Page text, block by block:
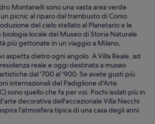
Montanelli sono una vasta area verde
picnic al riparo dal trambusto di Corso
del cielo stellato al Planetario e le
locale del Museo di Storia Naturale
più gettonate in un viaggio a Milano,
aspetta dietro ogni angolo. A Villa Reale, ad
reale e oggi destinata a museo
dal '700 al '900. Se avete gusti più
internazionali del Padiglione d'Arte
sono quello che fa per voi. Pochi isolati più in
decorativa dell'eccezionale Villa Necchi
l'atmosfera tipica di una casa degli anni